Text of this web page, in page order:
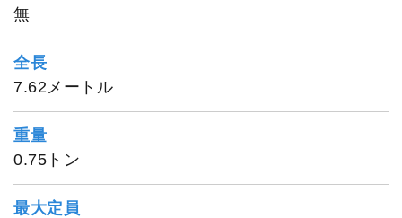
無
全長
7.62メートル
重量
0.75トン
最大定員